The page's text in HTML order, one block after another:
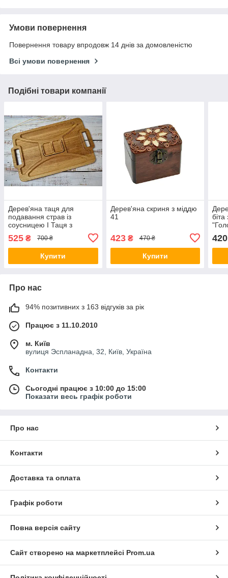
Умови повернення
Повернення товару впродовж 14 днів за домовленістю
Всі умови повернення
Подібні товари компанії
Дерев'яна таця для
подавання страв із
соусницею I Таця з
червоного посуду з
дерева для подавання
525 ₴ 700 ₴
Купити
Дерев'яна скриня з міддю
41
423₴ 470 ₴
Купити
420
Про нас
94% позитивних з 163 відгуків за рік
Працює з 11.10.2010
м. Київ
вулиця Эспланадна, 32, Київ, Україна
Контакти
Сьогодні працює з 10:00 до 15:00
Показати весь графік роботи
Про нас
Контакти
Доставка та оплата
Графік роботи
Повна версія сайту
Сайт створено на маркетплейсі Prom.ua